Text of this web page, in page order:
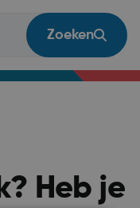
Zoeken
Heb je